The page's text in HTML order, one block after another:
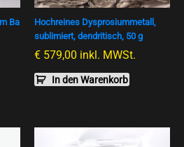
Ba
Hochreines Dysprosiummetall,
sublimiert, dendritisch, 50 g
€ 579,00 inkl. MWSt.
In den Warenkorb